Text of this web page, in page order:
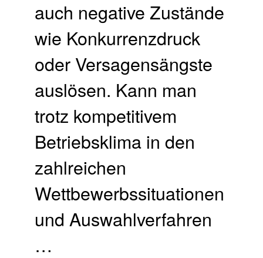
auch negative Zustände
wie Konkurrenzdruck
oder Versagensängste
auslösen. Kann man
trotz kompetitivem
Betriebsklima in den
zahlreichen
Wettbewerbssituationen
und Auswahlverfahren
…